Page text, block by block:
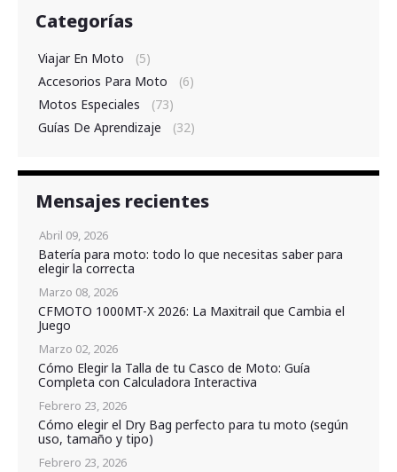
Categorías
Viajar En Moto
(5)
Accesorios Para Moto
(6)
Motos Especiales
(73)
Guías De Aprendizaje
(32)
Mensajes recientes
Abril 09, 2026
Batería para moto: todo lo que necesitas saber para
elegir la correcta
Marzo 08, 2026
CFMOTO 1000MT-X 2026: La Maxitrail que Cambia el
Juego
Marzo 02, 2026
Cómo Elegir la Talla de tu Casco de Moto: Guía
Completa con Calculadora Interactiva
Febrero 23, 2026
Cómo elegir el Dry Bag perfecto para tu moto (según
uso, tamaño y tipo)
Febrero 23, 2026